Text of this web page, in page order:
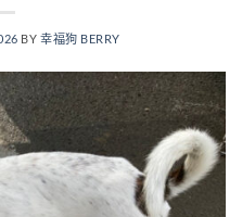
BY 幸福狗 BERRY